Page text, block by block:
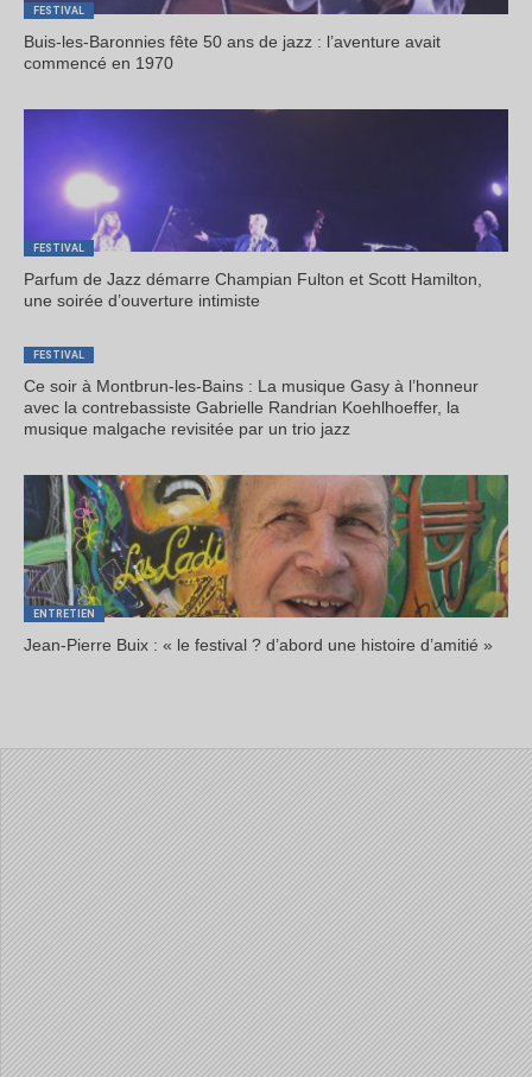
FESTIVAL
Buis-les-Baronnies fête 50 ans de jazz : l’aventure avait
commencé en 1970
FESTIVAL
Parfum de Jazz démarre Champian Fulton et Scott Hamilton,
une soirée d’ouverture intimiste
FESTIVAL
Ce soir à Montbrun-les-Bains : La musique Gasy à l’honneur
avec la contrebassiste Gabrielle Randrian Koehlhoeffer, la
musique malgache revisitée par un trio jazz
ENTRETIEN
Jean-Pierre Buix : « le festival ? d’abord une histoire d’amitié »
ANNONCEURS